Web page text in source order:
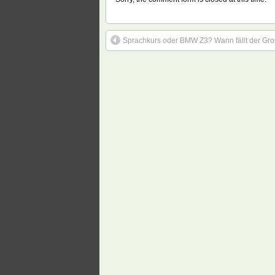
Sprachkurs oder BMW Z3? Wann fällt der